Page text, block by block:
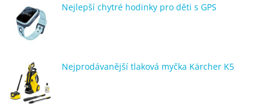
Nejlepší chytré hodinky pro děti s GPS
Nejprodávanější tlaková myčka Kärcher K5